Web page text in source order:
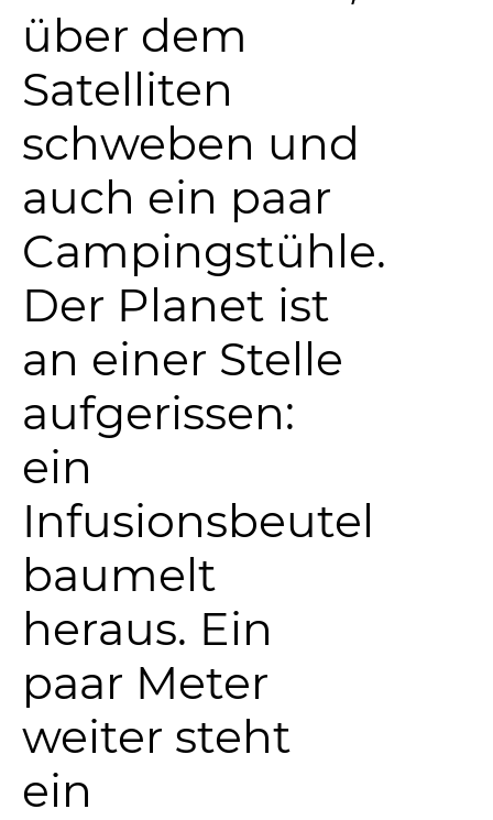
über dem
Satelliten
schweben und
auch ein paar
Campingstühle.
Der Planet ist
an einer Stelle
aufgerissen:
ein
Infusionsbeutel
baumelt
heraus. Ein
paar Meter
weiter steht
ein